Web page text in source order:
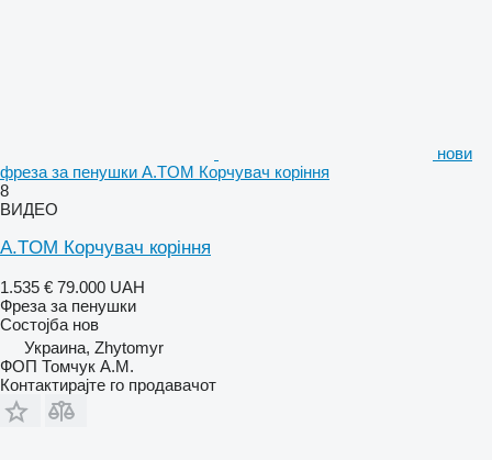
нови
фреза за пенушки A.TOM Корчувач коріння
8
ВИДЕО
A.TOM Корчувач коріння
1.535 € 79.000 UAH
Фреза за пенушки
Состојба нов
Украина, Zhytomyr
ФОП Томчук А.М.
Контактирајте го продавачот